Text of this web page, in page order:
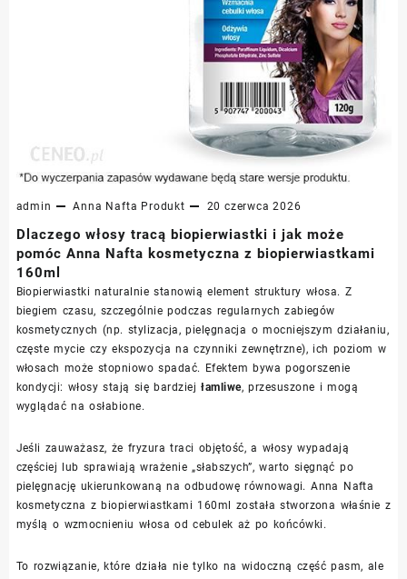
admin Anna Nafta Produkt 20 czerwca 2026
Dlaczego włosy tracą biopierwiastki i jak może
pomóc Anna Nafta kosmetyczna z biopierwiastkami
160ml
Biopierwiastki naturalnie stanowią element struktury włosa. Z
biegiem czasu, szczególnie podczas regularnych zabiegów
kosmetycznych (np. stylizacja, pielęgnacja o mocniejszym działaniu,
częste mycie czy ekspozycja na czynniki zewnętrzne), ich poziom w
włosach może stopniowo spadać. Efektem bywa pogorszenie
kondycji: włosy stają się bardziejłamliwe, przesuszone i mogą
wyglądać na osłabione.
Jeśli zauważasz, że fryzura traci objętość, a włosy wypadają
częściej lub sprawiają wrażenie „słabszych”, warto sięgnąć po
pielęgnację ukierunkowaną na odbudowę równowagi. Anna Nafta
kosmetyczna z biopierwiastkami 160ml została stworzona właśnie z
myślą o wzmocnieniu włosa od cebulek aż po końcówki.
To rozwiązanie, które działa nie tylko na widoczną część pasm, ale